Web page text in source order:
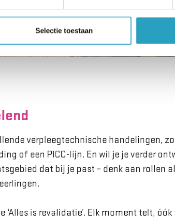
Selectie toestaan
verpleegtechnische handelingen,
of een PICC-lijn. En wil je je verder
dat bij je past – denk aan rollen
‘Alles is revalidatie’. Elk moment telt, óók